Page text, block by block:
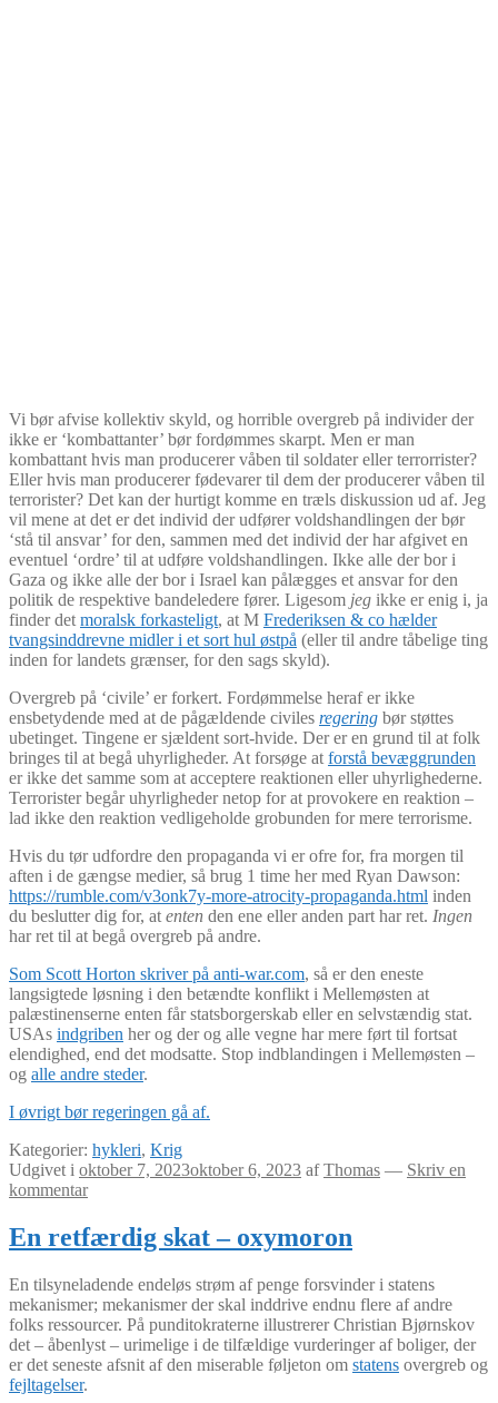
Vi bør afvise kollektiv skyld, og horrible overgreb på individer der
ikke er ‘kombattanter’ bør fordømmes skarpt. Men er man
kombattant hvis man producerer våben til soldater eller terrorrister?
Eller hvis man producerer fødevarer til dem der producerer våben til
terrorister? Det kan der hurtigt komme en træls diskussion ud af. Jeg
vil mene at det er det individ der udfører voldshandlingen der bør
‘stå til ansvar’ for den, sammen med det individ der har afgivet en
eventuel ‘ordre’ til at udføre voldshandlingen. Ikke alle der bor i
Gaza og ikke alle der bor i Israel kan pålægges et ansvar for den
politik de respektive bandeledere fører. Ligesom jeg ikke er enig i, ja
finder det moralsk forkasteligt, at M Frederiksen & co hælder
tvangsinddrevne midler i et sort hul østpå (eller til andre tåbelige ting
inden for landets grænser, for den sags skyld).
Overgreb på ‘civile’ er forkert. Fordømmelse heraf er ikke
ensbetydende med at de pågældende civiles regering bør støttes
ubetinget. Tingene er sjældent sort-hvide. Der er en grund til at folk
bringes til at begå uhyrligheder. At forsøge at forstå bevæggrunden
er ikke det samme som at acceptere reaktionen eller uhyrlighederne.
Terrorister begår uhyrligheder netop for at provokere en reaktion –
lad ikke den reaktion vedligeholde grobunden for mere terrorisme.
Hvis du tør udfordre den propaganda vi er ofre for, fra morgen til
aften i de gængse medier, så brug 1 time her med Ryan Dawson:
https://rumble.com/v3onk7y-more-atrocity-propaganda.html inden
du beslutter dig for, at enten den ene eller anden part har ret. Ingen
har ret til at begå overgreb på andre.
Som Scott Horton skriver på anti-war.com, så er den eneste
langsigtede løsning i den betændte konflikt i Mellemøsten at
palæstinenserne enten får statsborgerskab eller en selvstændig stat.
USAs indgriben her og der og alle vegne har mere ført til fortsat
elendighed, end det modsatte. Stop indblandingen i Mellemøsten –
og alle andre steder.
I øvrigt bør regeringen gå af.
Kategorier: hykleri, Krig
Udgivet i oktober 7, 2023oktober 6, 2023 afThomas — Skriv en
kommentar
En retfærdig skat – oxymoron
En tilsyneladende endeløs strøm af penge forsvinder i statens
mekanismer; mekanismer der skal inddrive endnu flere af andre
folks ressourcer. På punditokraterne illustrerer Christian Bjørnskov
det – åbenlyst – urimelige i de tilfældige vurderinger af boliger, der
er det seneste afsnit af den miserable føljeton om statens overgreb og
fejltagelser.